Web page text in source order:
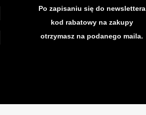
Po zapisaniu się do newslettera
kod rabatowy na zakupy
otrzymasz na podanego maila.